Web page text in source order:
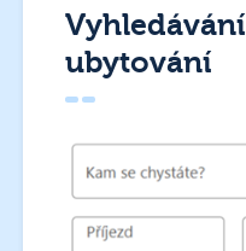
Vyhledávání
ubytování